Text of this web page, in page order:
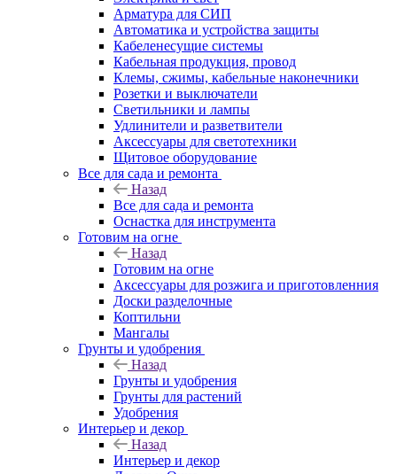
Арматура для СИП
Автоматика и устройства защиты
Кабеленесущие системы
Кабельная продукция, провод
Клемы, сжимы, кабельные наконечники
Розетки и выключатели
Светильники и лампы
Удлинители и разветвители
Аксессуары для светотехники
Щитовое оборудование
Все для сада и ремонта
Назад
Все для сада и ремонта
Оснастка для инструмента
Готовим на огне
Назад
Готовим на огне
Аксессуары для розжига и приготовленния
Доски разделочные
Коптильни
Мангалы
Грунты и удобрения
Назад
Грунты и удобрения
Грунты для растений
Удобрения
Интерьер и декор
Назад
Интерьер и декор